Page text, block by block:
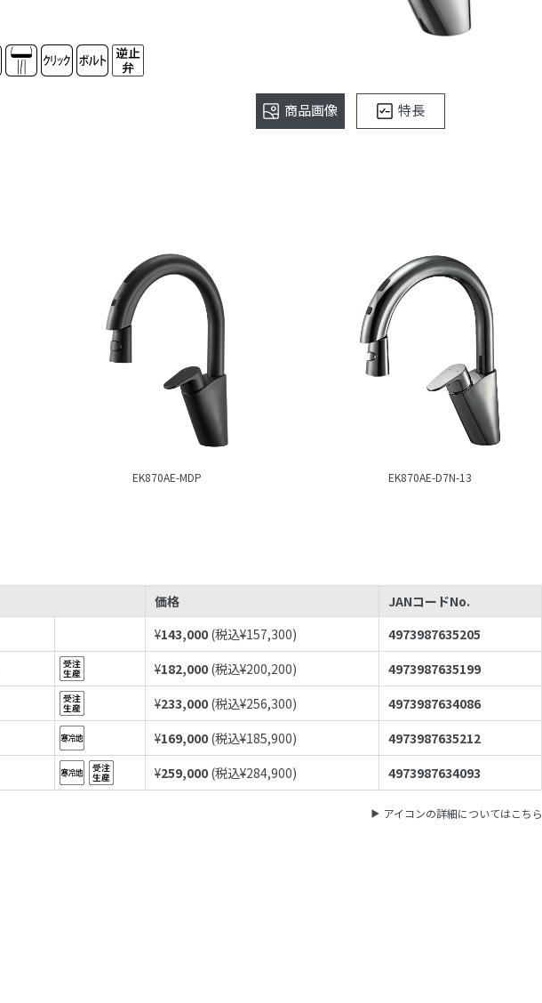
商品画像 特長
EK870AE-MDP EK870AE-D7N-13
価格
JANコードNo.
¥143,000 (税込¥157,300)
4973987635205
¥182,000 (税込¥200,200)
4973987635199
¥233,000 (税込¥256,300)
4973987634086
¥169,000 (税込¥185,900)
4973987635212
¥259,000 (税込¥284,900) 4973987634093
アイコンの詳細についてはこちら